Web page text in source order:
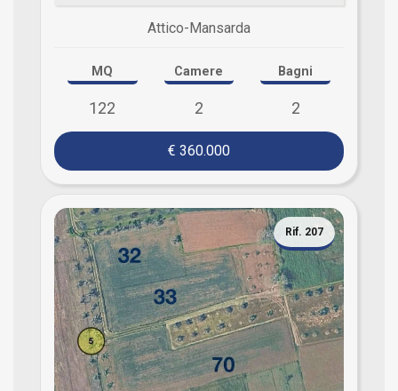
Attico-Mansarda
MQ
122
Camere
2
Bagni
2
€ 360.000
Rif. 207